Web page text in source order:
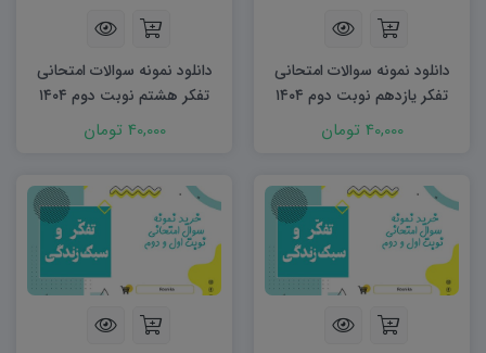
دانلود نمونه سوالات امتحانی
تفکر یازدهم نوبت دوم ۱۴۰۴
word40,000 تومان
دانلود نمونه سوالات امتحانی
تفکر هشتم نوبت دوم ۱۴۰۴
word40,000 تومان